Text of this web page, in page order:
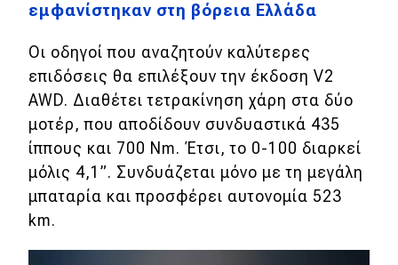
εμφανίστηκαν στη βόρεια Ελλάδα
Οι οδηγοί που αναζητούν καλύτερες
επιδόσεις θα επιλέξουν την έκδοση V2
AWD. Διαθέτει τετρακίνηση χάρη στα δύο
μοτέρ, που αποδίδουν συνδυαστικά 435
ίππους και 700 Nm. Έτσι, το 0-100 διαρκεί
μόλις 4,1 ”. Συνδυάζεται μόνο με τη μεγάλη
μπαταρία και προσφέρει αυτονομία 523
km.